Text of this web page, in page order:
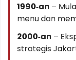
1990‑an –
menu dan
2000‑an –
strategis